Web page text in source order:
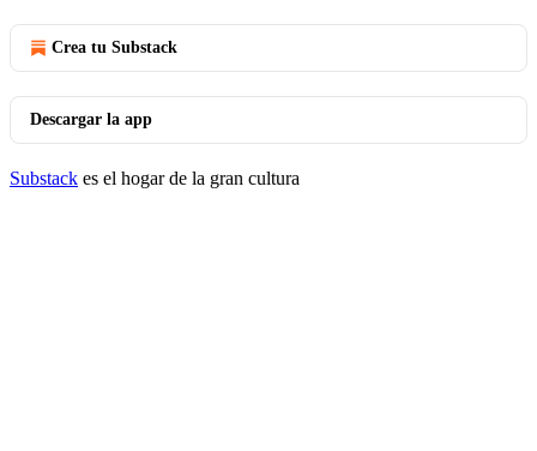
Crea tu Substack
Descargar la app
Substack es el hogar de la gran cultura